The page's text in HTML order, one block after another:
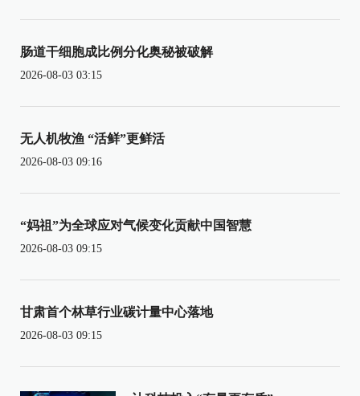
肠道干细胞成比例分化奥秘被破解
2026-08-03 03:15
无人机牧渔 “活鲜”更鲜活
2026-08-03 09:16
“妈祖”为全球应对气候变化贡献中国智慧
2026-08-03 09:15
甘肃首个林草行业碳计量中心落地
2026-08-03 09:15